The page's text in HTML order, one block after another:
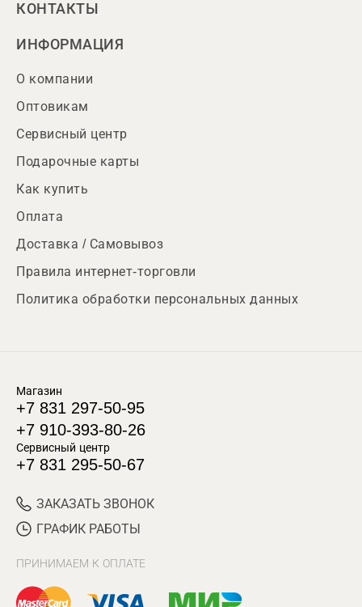
КОНТАКТЫ
ИНФОРМАЦИЯ
О компании
Оптовикам
Сервисный центр
Подарочные карты
Как купить
Оплата
Доставка / Самовывоз
Правила интернет-торговли
Политика обработки персональных данных
Магазин
+7 831 297-50-95
+7 910-393-80-26
Сервисный центр
+7 831 295-50-67
ЗАКАЗАТЬ ЗВОНОК
ГРАФИК РАБОТЫ
ПРИНИМАЕМ К ОПЛАТЕ